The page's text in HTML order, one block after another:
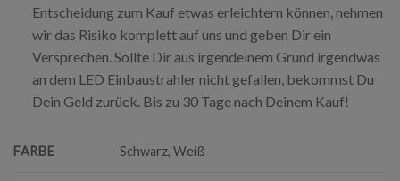
Entscheidung zum Kauf etwas erleichtern können, nehmen
wir das Risiko komplett auf uns und geben Dir ein
Versprechen. Sollte Dir aus irgendeinem Grund irgendwas
an dem LED Einbaustrahler nicht gefallen, bekommst Du
Dein Geld zurück. Bis zu 30 Tage nach Deinem Kauf!
FARBE Schwarz, Weiß